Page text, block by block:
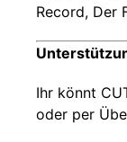
Record, Der
Ihr könnt
oder per